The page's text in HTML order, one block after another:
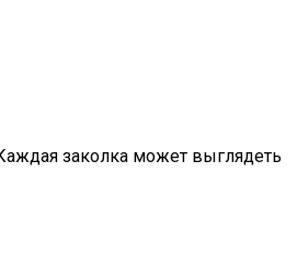
заколка может выглядеть